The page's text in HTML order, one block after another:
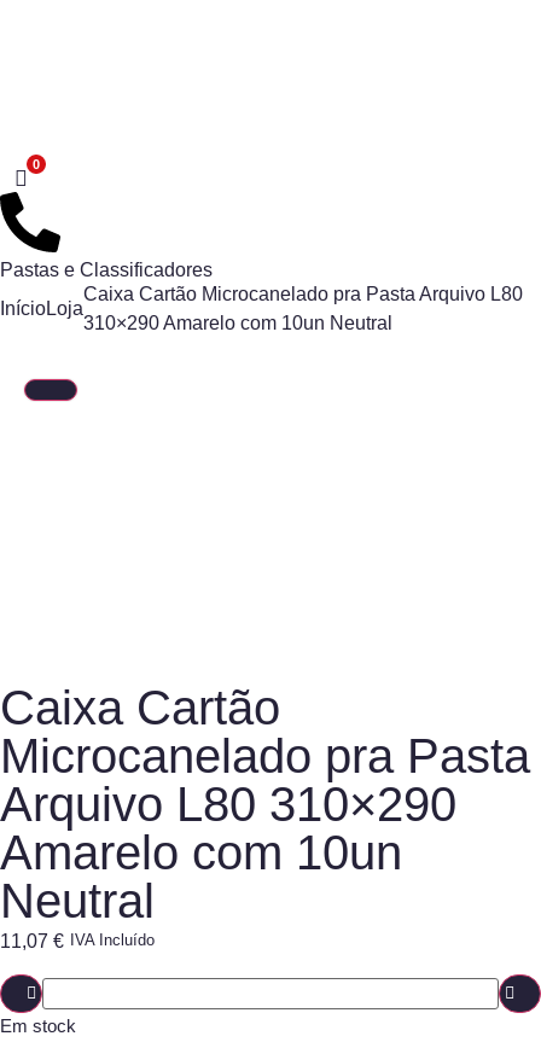
Pastas e Classificadores
InícioLoja
Caixa Cartão Microcanelado pra Pasta Arquivo L80
310×290 Amarelo com 10un Neutral
Caixa Cartão
Microcanelado pra Pasta
Arquivo L80 310×290
Amarelo com 10un
Neutral
11,07 € IVA Incluído
Em stock